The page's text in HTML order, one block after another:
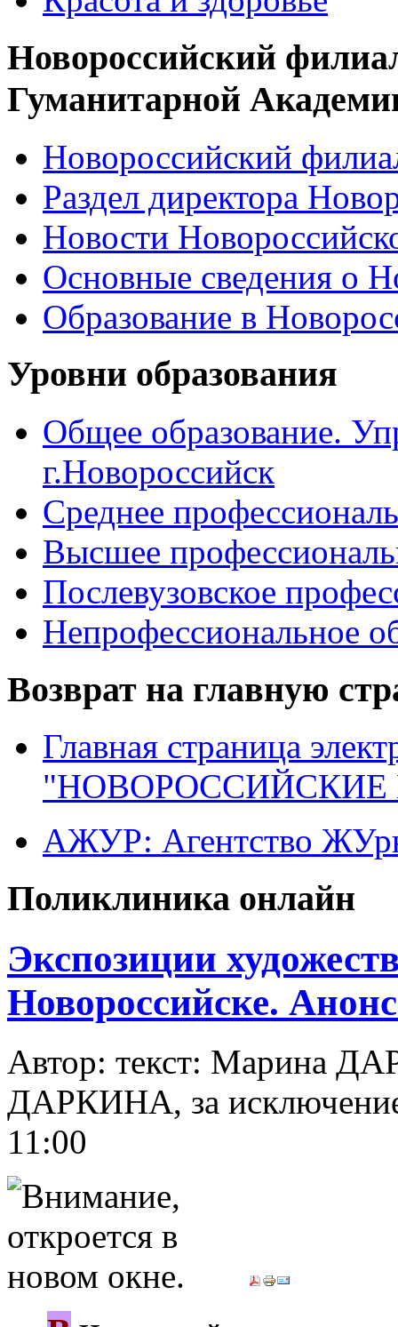
Новороссийский
Гуманитарной
Новороссийский
Раздел директора
Новости
Основные сведения о
Образование в
Уровни образования
Общее образование.
г.Новороссийск
Среднее
Высшее
Послевузовское
Непрофессиональное
Возврат на главную
Главная страница
"НОВОРОССИЙСКИЕ
АЖУР: Агентство
Поликлиника онлайн
Экспозиции
Новороссийске.
Автор: текст: Марина
ДАРКИНА, за
11:00